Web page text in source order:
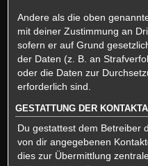
Andere als die oben
mit deiner Zustimmung an
sofern er auf Grund
der Daten (z. B. an
oder die Daten zur
erforderlich sind.
GESTATTUNG DER
Du gestattest dem Betreiber
von dir angegebenen
dies zur Übermittlung